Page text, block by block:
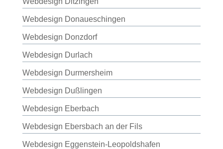
Webdesign Donaueschingen
Webdesign Donzdorf
Webdesign Durlach
Webdesign Durmersheim
Webdesign Dußlingen
Webdesign Eberbach
Webdesign Ebersbach an der Fils
Webdesign Eggenstein-Leopoldshafen